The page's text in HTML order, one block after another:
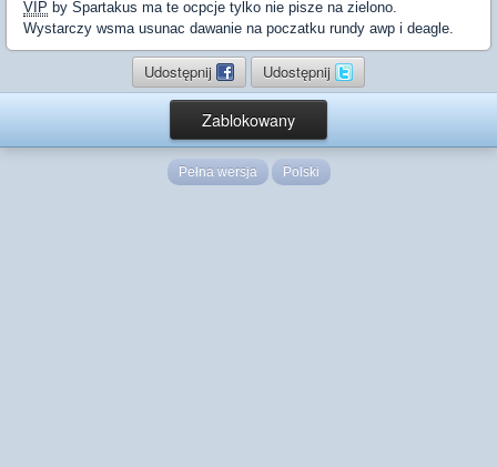
VIP by Spartakus ma te ocpcje tylko nie pisze na zielono.
Wystarczy wsma usunac dawanie na poczatku rundy awp i deagle.
Udostępnij Udostępnij
Zablokowany
Pełna wersja Polski